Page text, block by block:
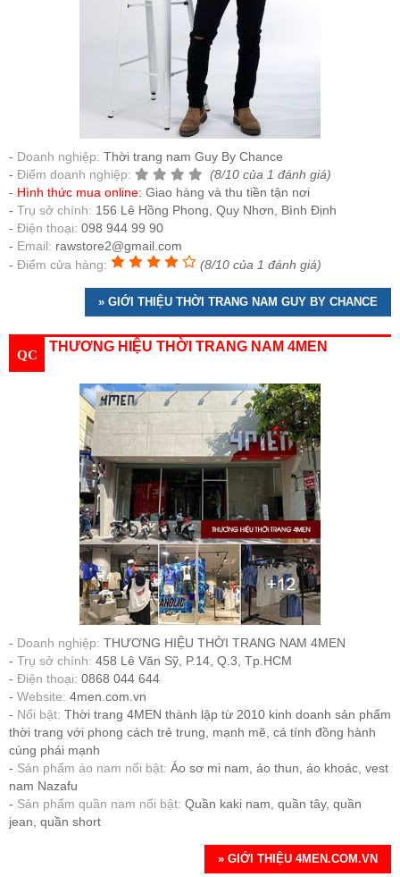
Doanh nghiệp: Thời trang nam Guy By Chance
Điểm doanh nghiệp:
(8/10 của 1 đánh giá)
Hình thức mua online: Giao hàng và thu tiền tận nơi
Trụ sở chính: 156 Lê Hồng Phong, Quy Nhơn, Bình Định
Điện thoại: 098 944 99 90
Email: rawstore2@gmail.com
Điểm cửa hàng:
(8/10 của 1 đánh giá)
» GIỚI THIỆU THỜI TRANG NAM GUY BY CHANCE
QC
THƯƠNG HIỆU THỜI TRANG NAM 4MEN
Doanh nghiệp: THƯƠNG HIỆU THỜI TRANG NAM 4MEN
Trụ sở chính: 458 Lê Văn Sỹ, P.14, Q.3, Tp.HCM
Điện thoại: 0868 044 644
Website: 4men.com.vn
Nổi bật: Thời trang 4MEN thành lập từ 2010 kinh doanh sản phẩm
thời trang với phong cách trẻ trung, mạnh mẽ, cá tính đồng hành
cùng phái mạnh
Sản phẩm áo nam nổi bật: Áo sơ mi nam, áo thun, áo khoác, vest
nam Nazafu
Sản phẩm quần nam nổi bật: Quần kaki nam, quần tây, quần
jean, quần short
» GIỚI THIỆU 4MEN.COM.VN